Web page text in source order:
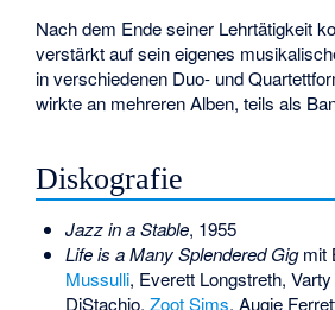
Nach dem Ende seiner Lehrtätigkeit
verstärkt auf sein eigenes
in verschiedenen Duo- und
wirkte an mehreren Alben, teils als
Diskografie
Jazz in a Stable, 1955
Life is a Many Splendered Gigmit
Mussulli, Everett Longstreth,
DiStachio, Zoot Sims, Augie